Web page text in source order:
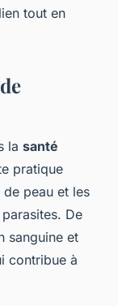
tout en
la santé
pratique
peau et les
De
sanguine et
contribue à